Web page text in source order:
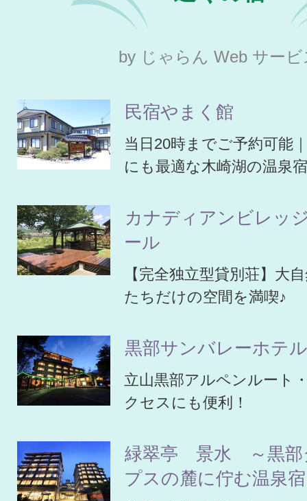
by じゃらん Web サービ
民宿やまく館
当日20時までご予約可能
にも最適な木崎湖の温泉
カナディアンビレッ
ール
【完全独立型貸別荘】大
たちだけの空間を満喫♪
黒部サンバレーホテ
立山黒部アルペンルート
クセスにも便利！
緑翠亭 景水 ～黒部
プスの麓に佇む温泉